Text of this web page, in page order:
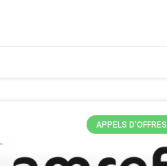
APPELS D'OFFRES